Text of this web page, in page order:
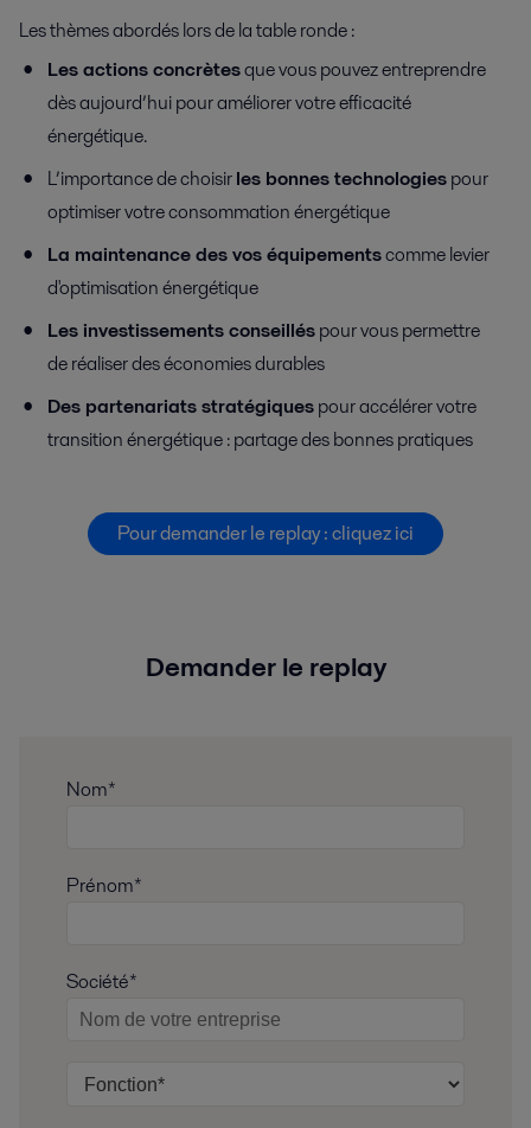
Les thèmes abordés lors de la table ronde :
Les actions concrètesque vous pouvez entreprendre
dès aujourd’hui pour améliorer votre efficacité
énergétique.
L’importance de choisirles bonnes technologiespour
optimiser votre consommation énergétique
La maintenance des vos équipementscomme levier
d'optimisation énergétique
Les investissements conseilléspour vous permettre
de réaliser des économies durables
Des partenariats stratégiquespour accélérer votre
transition énergétique : partage des bonnes pratiques
Pour demander le replay : cliquez ici
Demander le replay
Nom*
Prénom*
Société*